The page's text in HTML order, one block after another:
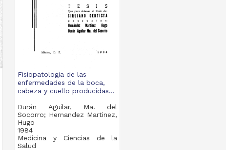
Fisiopatologia de las
enfermedades de la boca,
cabeza y cuello producidas...
Durán Aguilar, Ma. del
Socorro; Hernandez Martinez,
Hugo
1984
Medicina y Ciencias de la
Salud